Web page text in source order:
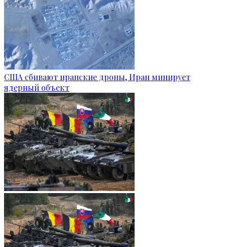
США сбивают иранские дроны, Иран минирует
ядерный объект